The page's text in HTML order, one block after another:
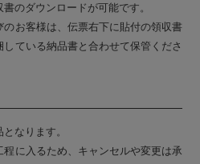
のダウンロードが可能です。
お客様は、伝票右下に貼付の領収書
ている納品書と合わせて保管くださ
なります。
程に入るため、キャンセルや変更は承